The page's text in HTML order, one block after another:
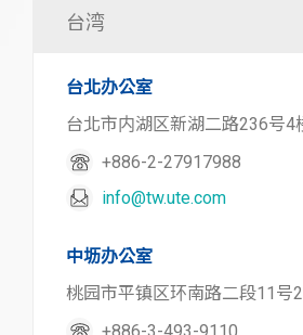
台湾
台北办公室
台北市内湖区新湖二路236号4
+886-2-27917988
info@tw.ute.com
中坜办公室
桃园市平镇区环南路二段11号
+886-3-493-9110